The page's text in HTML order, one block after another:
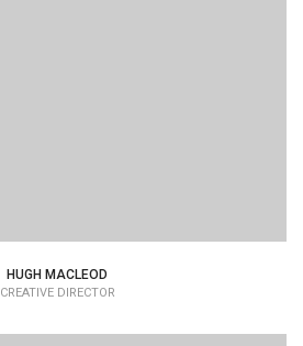
HUGH MACLEOD
CREATIVE DIRECTOR